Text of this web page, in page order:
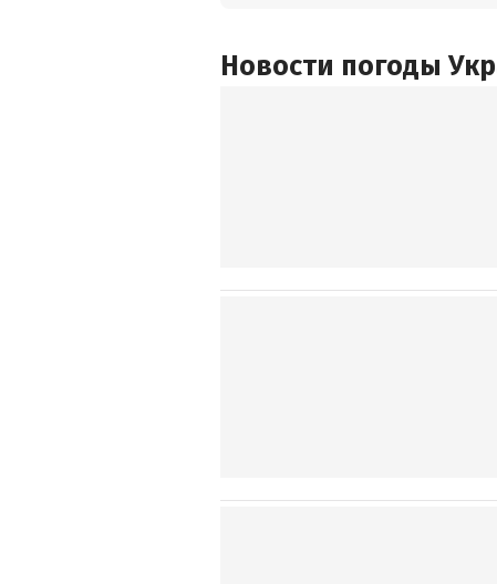
Новости погоды